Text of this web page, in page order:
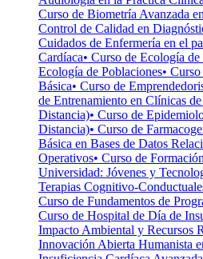
Curso de Biometría Avanzada
Control de Calidad en
Cuidados de Enfermería en el
Cardíaca• Curso de Ecología
Ecología de Poblaciones•
Básica• Curso de
de Entrenamiento en Clínicas
Distancia)• Curso de
Distancia)• Curso de
Básica en Bases de Datos
Operativos• Curso de
Universidad: Jóvenes y
Terapias Cognitivo-
Curso de Fundamentos de
Curso de Hospital de Día de
Impacto Ambiental y Recursos
Innovación Abierta Humanista